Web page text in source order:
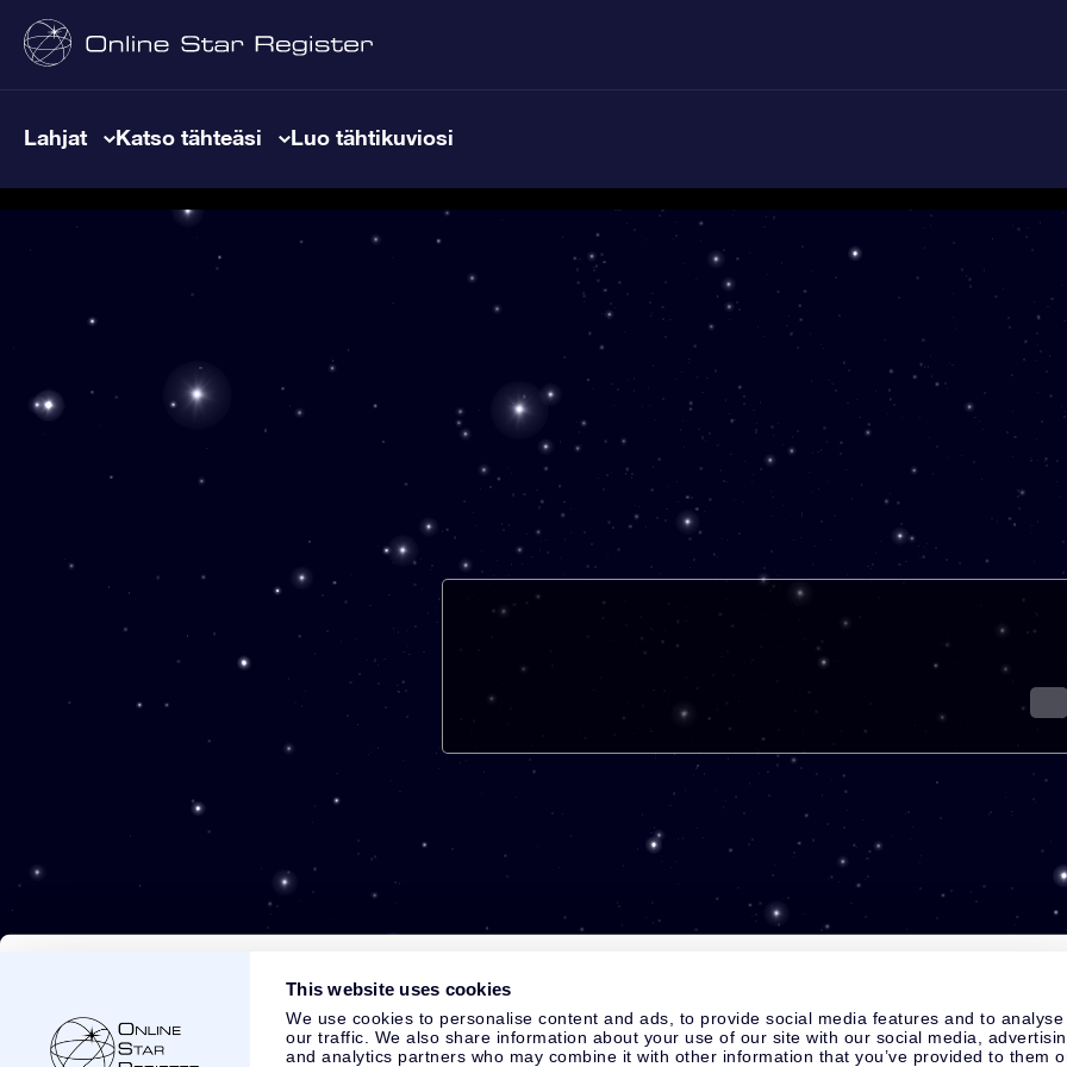
This website uses cookies
We use cookies to personalise content and ads, to provide social media features and to analyse
our traffic. We also share information about your use of our site with our social media,
and analytics partners who may combine it with other information that you’ve provided to them
Lahjat Katso tähteäsi Luo tähtikuviosi